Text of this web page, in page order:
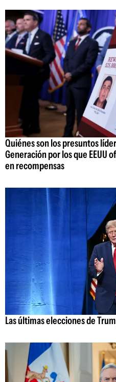
Quiénes son los presuntos
Generación por los que EEUU
en recompensas
Las últimas elecciones de